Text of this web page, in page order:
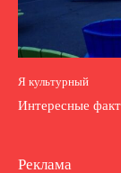
Я культурный
Интересные
Реклама